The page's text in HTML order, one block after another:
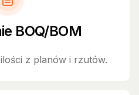
BOQ/BOM
z planów i rzutów.